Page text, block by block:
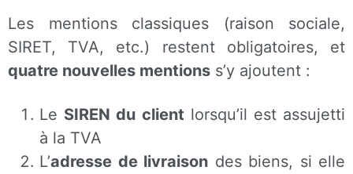
Les mentions classiques (raison sociale,
SIRET, TVA, etc.) restent obligatoires, et
quatre nouvelles mentions s’y ajoutent :
Le SIREN du client lorsqu’il est assujetti
à la TVA
L’adresse de livraison des biens, si elle